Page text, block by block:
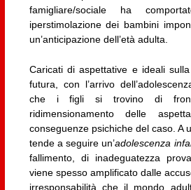
famigliare/sociale ha
iperstimolazione dei bambini
un’anticipazione dell’età adulta.
Caricati di aspettative e ideali
futura, con l’arrivo
che i figli si trovino di
ridimensionamento delle
conseguenze psichiche del caso. A
tende a seguire un’adolescenza
fallimento, di inadeguatezza
viene spesso amplificato dalle
irresponsabilità che il mondo